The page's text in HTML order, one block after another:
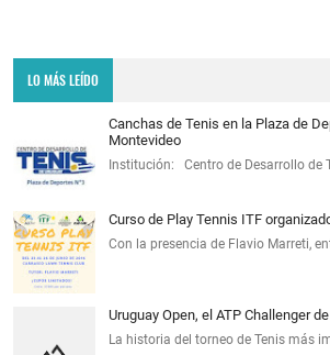
LO MÁS LEÍDO
Canchas de Tenis en la Plaza de
Montevideo
Institución: Centro de Desarrollo de
Curso de Play Tennis ITF
Con la presencia de Flavio Marreti,
Uruguay Open, el ATP Challenger
La historia del torneo de Tenis más